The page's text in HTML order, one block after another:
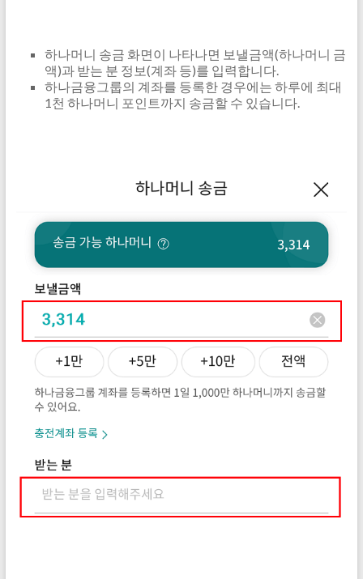
하나머니 송금 화면이 나타나면 보낼금액(하나머니 금
액)과 받는 분 정보(계좌 등)를 입력합니다.
하나금융그룹의 계좌를 등록한 경우에는 하루에 최대
1천 하나머니 포인트까지 송금할 수 있습니다.